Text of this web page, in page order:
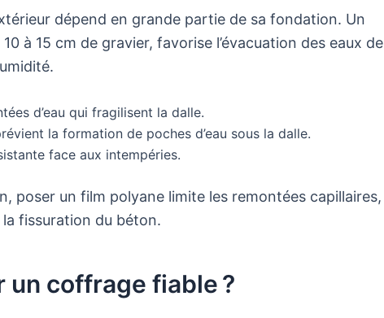
dépend en grande partie de sa fondation. Un
à 15 cm de gravier, favorise l’évacuation des eaux de
d’eau qui fragilisent la dalle.
la formation de poches d’eau sous la dalle.
face aux intempéries.
poser un film polyane limite les remontées capillaires,
fissuration du béton.
un coffrage fiable ?